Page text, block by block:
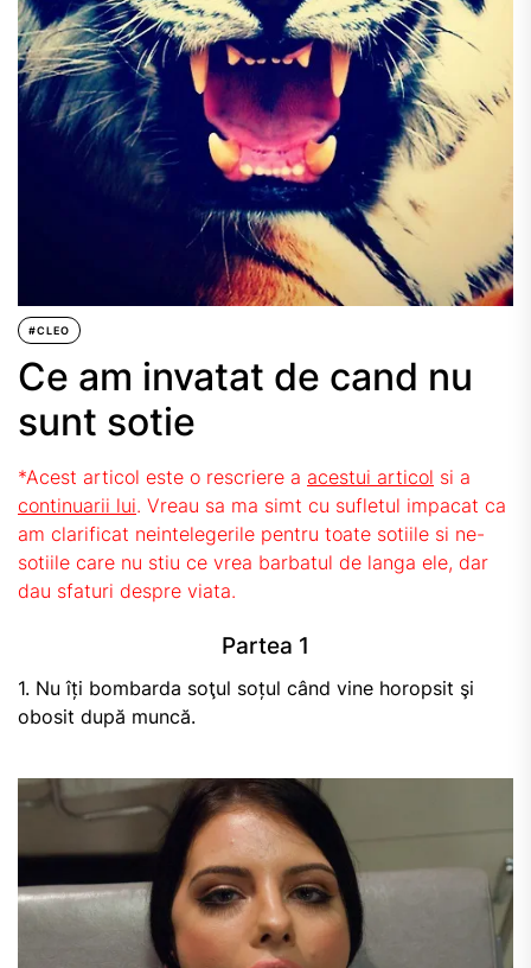
#CLEO
Ce am invatat de cand nu
sunt sotie
*Acest articol este o rescriere a acestui articol si a
continuarii lui. Vreau sa ma simt cu sufletul impacat ca
am clarificat neintelegerile pentru toate sotiile si ne-
sotiile care nu stiu ce vrea barbatul de langa ele, dar
dau sfaturi despre viata.
Partea 1
1. Nu îți bombarda soţul soțul când vine horopsit şi
obosit după muncă.